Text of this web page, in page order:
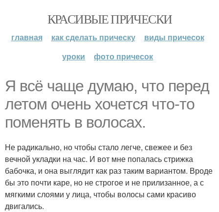
КРАСИВЫЕ ПРИЧЕСКИ
главная как сделать прическу
виды причесок
уроки
фото причесок
Я всё чаще думаю, что перед
летом очень хочется что-то
поменять в волосах.
Не радикально, но чтобы стало легче, свежее и без
вечной укладки на час. И вот мне попалась стрижка
бабочка, и она выглядит как раз таким вариантом. Вроде
бы это почти каре, но не строгое и не прилизанное, а с
мягкими слоями у лица, чтобы волосы сами красиво
двигались.